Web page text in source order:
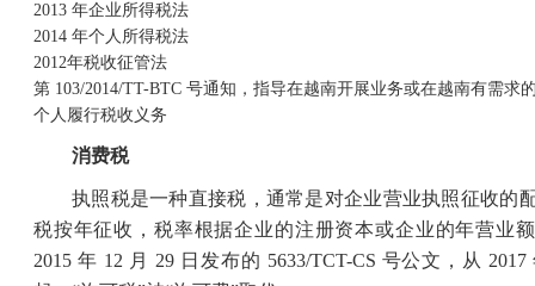
2013 年企业所得税法
2014 年个人所得税法
2012年税收征管法
第 103/2014/TT-BTC 号通知，指导在越南开展业务或在越南有需求
个人履行税收义务
消费税
执照税是一种直接税，通常是对企业营业执照征收的
税按年征收，税率根据企业的注册资本或企业的年营业
2015 年 12 月 29 日发布的 5633/TCT-CS 号公文，从